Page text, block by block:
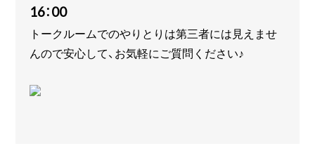
16：00
トークルームでのやりとりは第三者には見えませ
んので安心して、お気軽にご質問ください♪